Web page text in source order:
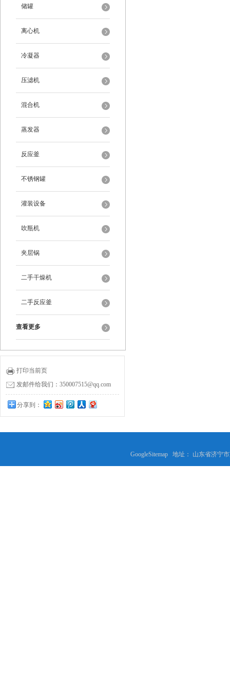
储罐
离心机
冷凝器
压滤机
混合机
蒸发器
反应釜
不锈钢罐
灌装设备
吹瓶机
夹层锅
二手干燥机
二手反应釜
查看更多
打印当前页
发邮件给我们：350007515@qq.com
分享到：
GoogleSitemap 地址： 山东省济宁